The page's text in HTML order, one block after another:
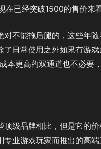
已经突破1500的售价来
对不能拖后腿的，这些年随
日常使用之外如果有游
本更高的双通道也不必要
级品牌相比，但是它的
业游戏玩家而推出的高